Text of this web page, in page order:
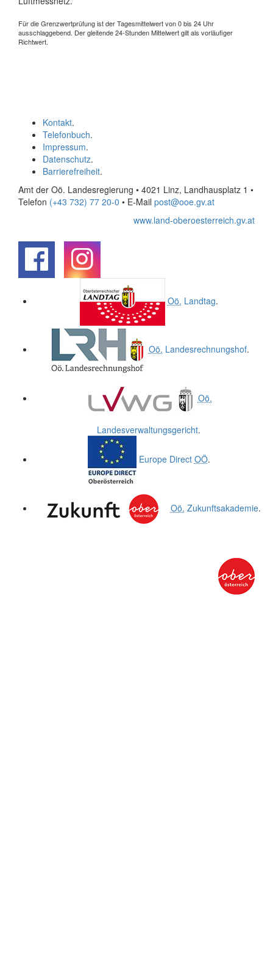
Für die Grenzwertprüfung ist der Tagesmittelwert von 0 bis 24 Uhr
ausschlaggebend. Der gleitende 24-Stunden Mittelwert gilt als vorläufiger
Richtwert.
Kontakt.
Telefonbuch.
Impressum.
Datenschutz.
Barrierefreiheit.
Amt der Oö. Landesregierung • 4021 Linz, Landhausplatz 1 •
Telefon (+43 732) 77 20-0 • E-Mail post@ooe.gv.at
www.land-oberoesterreich.gv.at
Oö. Landtag.
Oö. Landesrechnungshof.
Oö.
Landesverwaltungsgericht.
Europe Direct OÖ.
Oö. Zukunftsakademie.